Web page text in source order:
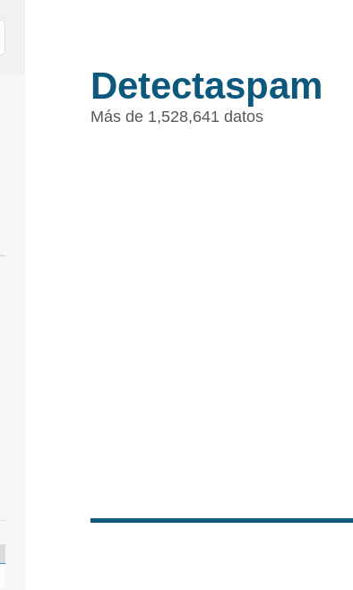
Detectaspam
Más de 1,528,641 datos